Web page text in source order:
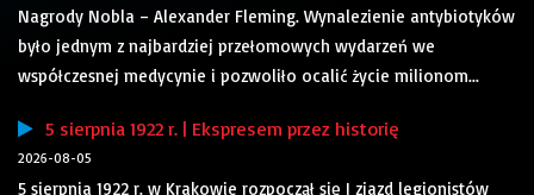
Nagrody Nobla – Alexander Fleming. Wynalezienie antybiotyków
było jednym z najbardziej przełomowych wydarzeń we
współczesnej medycynie i pozwoliło ocalić życie milionom...
5 sierpnia 1922 r. | Ekspresem przez historię
2026-08-05
5 sierpnia 1922 r. w Krakowie rozpoczął się I zjazd legionistów